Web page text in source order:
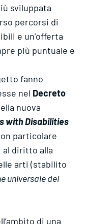
sviluppata
percorsi di
e un’offerta
più puntuale e
fanno
nel Decreto
nuova
with Disabilities
particolare
diritto alla
arti (stabilito
universale dei
di una